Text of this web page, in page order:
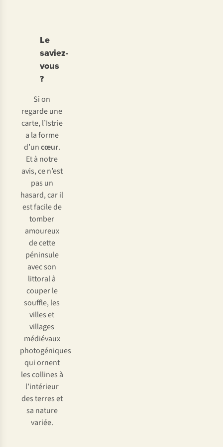
Le
saviez-
vous
?
Si on
regarde une
carte, l’Istrie
a la forme
d’uncœur.
Et à notre
avis, ce n’est
pas un
hasard, car il
est facile de
tomber
amoureux
de cette
péninsule
avec son
littoral à
couper le
souffle, les
villes et
villages
médiévaux
photogéniques
qui ornent
les collines à
l’intérieur
des terres et
sa nature
variée.